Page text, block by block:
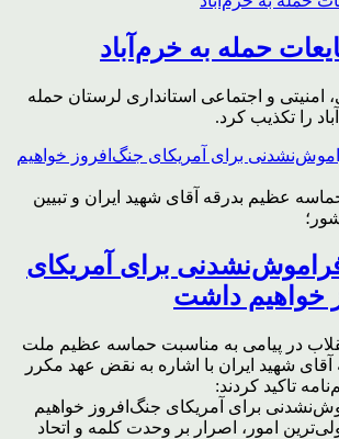
حمله به خرم‌آباد
و اجتماعی استانداری لرستان حمله
را تکذیب کرد.
عظیم بدرقه آقای شهید ایران و تبیین
برای آمریکای
خواهیم داشت
در پیامی به مناسبت حماسه عظیم ملت
آقای شهید ایران با اشاره به نقض عهد مکرر
تاکید کردند:
برای آمریکای جنگ‌افروز خواهیم
امور، اصرار بر وحدت کلمه و اتحاد